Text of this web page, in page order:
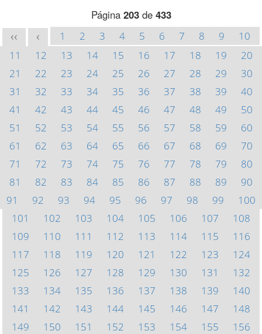
Página 203de 433
<< < 1 2 3 4 5 6 7 8 9
10
11
12 13 14 15 16 17 18 19
20
21
22 23 24 25 26 27 28 29
30
31
32 33 34 35 36 37 38 39
40
41
42 43 44 45 46 47 48 49
50
51
52 53 54 55 56 57 58 59
60
61
62 63 64 65 66 67 68 69
70
71
72 73 74 75 76 77 78 79
80
81
82 83 84 85 86 87 88 89
90
91
92 93 94 95 96 97 98 99
100
101
102 103 104 105 106 107
108
109
110 111 112 113 114 115
116
117
118 119 120 121 122 123
124
125
126 127 128 129 130 131
132
133
134 135 136 137 138 139
140
141
142 143 144 145 146 147
148
149
150 151 152 153 154 155
156